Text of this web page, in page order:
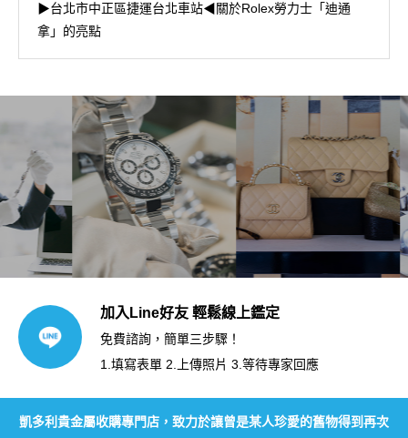
▶台北市中正區捷運台北車站◀關於Rolex勞力士「迪通
拿」的亮點
加入Line好友 輕鬆線上鑑定
免費諮詢，簡單三步驟！
1.填寫表單 2.上傳照片 3.等待專家回應
凱多利貴金屬收購專門店，致力於讓曾是某人珍愛的舊物得到再次